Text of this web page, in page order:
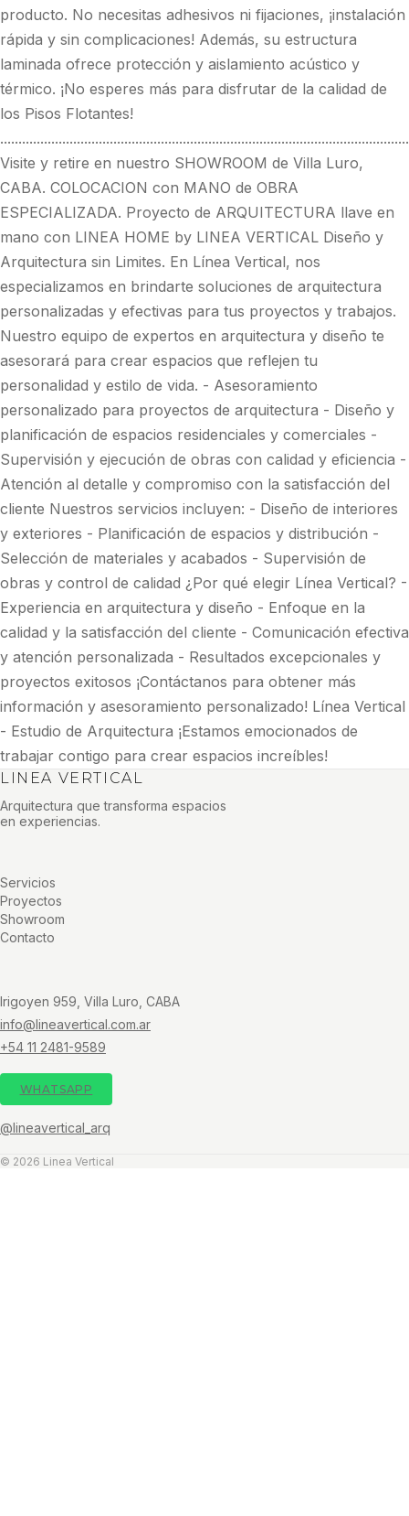
producto. No necesitas adhesivos ni fijaciones, ¡instalación
rápida y sin complicaciones! Además, su estructura
laminada ofrece protección y aislamiento acústico y
térmico. ¡No esperes más para disfrutar de la calidad de
los Pisos Flotantes!
Visite y retire en nuestro SHOWROOM de Villa Luro,
CABA. COLOCACION con MANO de OBRA
ESPECIALIZADA. Proyecto de ARQUITECTURA llave en
mano con LINEA HOME by LINEA VERTICAL Diseño y
Arquitectura sin Limites. En Línea Vertical, nos
especializamos en brindarte soluciones de arquitectura
personalizadas y efectivas para tus proyectos y trabajos.
Nuestro equipo de expertos en arquitectura y diseño te
asesorará para crear espacios que reflejen tu
personalidad y estilo de vida. - Asesoramiento
personalizado para proyectos de arquitectura - Diseño y
planificación de espacios residenciales y comerciales -
Supervisión y ejecución de obras con calidad y eficiencia -
Atención al detalle y compromiso con la satisfacción del
cliente Nuestros servicios incluyen: - Diseño de interiores
y exteriores - Planificación de espacios y distribución -
Selección de materiales y acabados - Supervisión de
obras y control de calidad ¿Por qué elegir Línea Vertical? -
Experiencia en arquitectura y diseño - Enfoque en la
calidad y la satisfacción del cliente - Comunicación efectiva
y atención personalizada - Resultados excepcionales y
proyectos exitosos ¡Contáctanos para obtener más
información y asesoramiento personalizado! Línea Vertical
- Estudio de Arquitectura ¡Estamos emocionados de
trabajar contigo para crear espacios increíbles!
LINEA VERTICAL
Arquitectura que transforma espacios
en experiencias.
Servicios
Proyectos
Showroom
Contacto
Irigoyen 959, Villa Luro, CABA
info@lineavertical.com.ar
+54 11 2481-9589
WHATSAPP
@lineavertical_arq
© 2026 Linea Vertical